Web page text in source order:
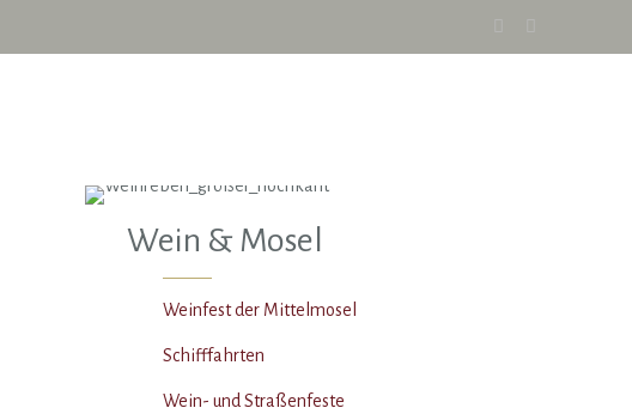
Wein & Mosel
Weinfest der Mittelmosel
Schifffahrten
Wein- und Straßenfeste